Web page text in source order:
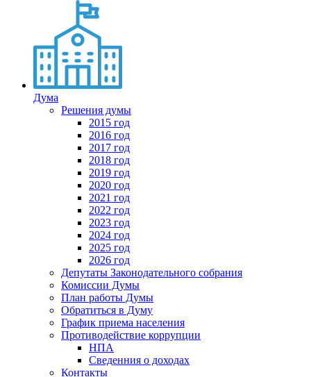
Дума
Решения думы
2015 год
2016 год
2017 год
2018 год
2019 год
2020 год
2021 год
2022 год
2023 год
2024 год
2025 год
2026 год
Депутаты Законодательного собрания
Комиссии Думы
План работы Думы
Обратиться в Думу
График приема населения
Противодействие коррупции
НПА
Сведенния о доходах
Контакты